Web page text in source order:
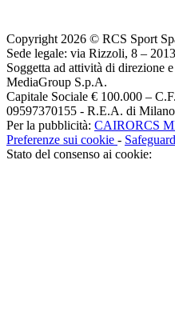
Copyright 2026 © RCS Sport
Sede legale: via Rizzoli, 8 –
Soggetta ad attività di direzione
MediaGroup S.p.A.
Capitale Sociale € 100.000 –
09597370155 - R.E.A. di
Per la pubblicità: CAIRORCS
Preferenze sui cookie -
Stato del consenso ai cookie: